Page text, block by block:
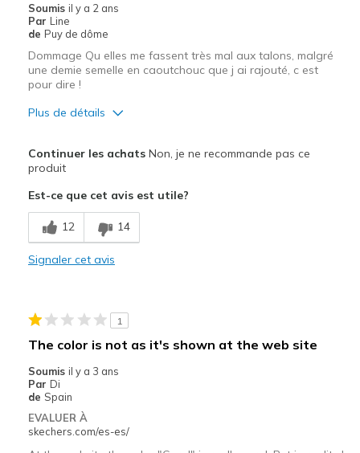
Les meilleures utilisations
Quotidien
Taille
Largeur
Soumis il y a 2 ans
Par Line
de Puy de dôme
Dommage Qu elles me fassent très mal aux talons, malgré
une demie semelle en caoutchouc que j ai rajouté, c est
pour dire !
Plus de détails
Design séduisant
Le contre
Inconfortable
Ne respire pas bien
Continuer les achatsNon, je ne recommande pas ce
produit
Est-ce que cet avis est utile?
12 14
Signaler cet avis
1
The color is not as it's shown at the web site
Soumis il y a 3 ans
Par Di
de Spain
EVALUER À
skechers.com/es-es/